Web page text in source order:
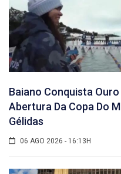
Baiano Conquista
Abertura Da Copa Do
Gélidas
06 AGO 2026 - 16:13H